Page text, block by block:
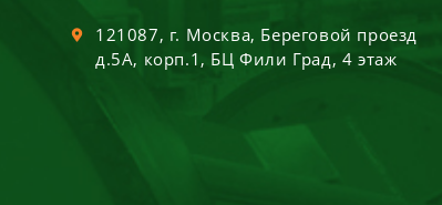
121087, г. Москва, Береговой проезд
д.5А, корп.1, БЦ Фили Град, 4 этаж